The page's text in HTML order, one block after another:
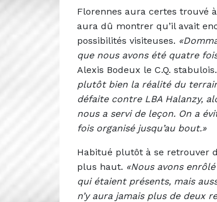
Florennes aura certes trouvé
aura dû montrer qu’il avait
possibilités visiteuses.
que nous avons été quatre
Alexis Bodeux le C.Q. stabulois.
plutôt bien la réalité du
défaite contre LBA Halanzy,
nous a servi de leçon. On a
fois organisé jusqu’au bout.»
Habitué plutôt à se retrouver
plus haut. «Nous avons
qui étaient présents, mais
n’y aura jamais plus de deux